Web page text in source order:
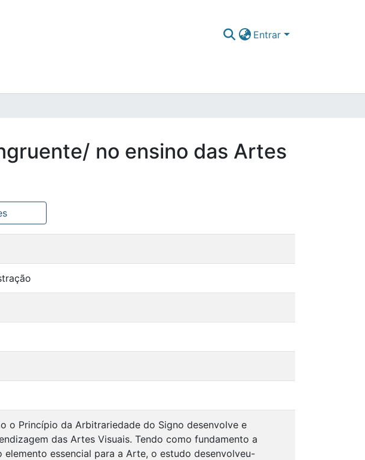
Entrar
no ensino das Artes
o Princípio da Arbitrariedade do Signo desenvolve e
das Artes Visuais. Tendo como fundamento a
essencial para a Arte, o estudo desenvolveu-